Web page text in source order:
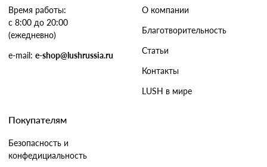
Время работы:
с 8:00 до 20:00
(ежедневно)
e-mail: e-shop@lushrussia.ru
О компании
Благотворительность
Статьи
Контакты
LUSH в мире
Покупателям
Безопасность и
конфедициальность